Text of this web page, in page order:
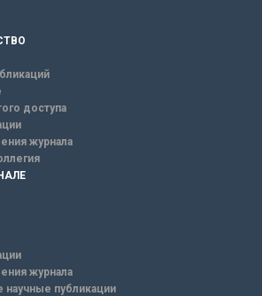
доступа
журнала
журнала
публикации